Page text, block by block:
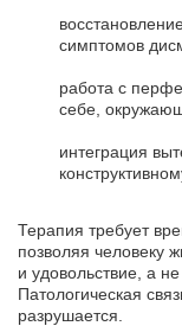
симптомов
работа с
себе,
интеграция
Терапия требует
позволяя человеку
и удовольствие, а
Патологическая
разрушается.